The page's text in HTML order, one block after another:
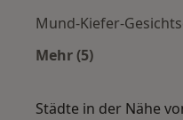
Mund-Kiefer-
Mehr (5)
Städte in der Nähe